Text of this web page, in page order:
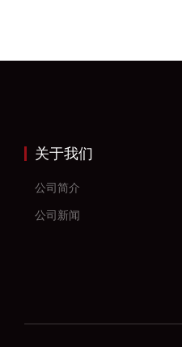
关于我们
公司简介
公司新闻